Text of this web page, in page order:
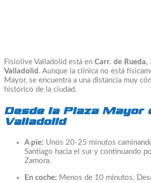
Fisiolive Valladolid está en Carr. de
Valladolid . Aunque la clínica no está
Mayor, se encuentra a una distancia muy
histórico de la ciudad.
Desde la Plaza Mayor
Valladolid
A pie: Unos 20-25 minutos
Santiago hacia el sur y continuando
Zamora.
En coche: Menos de 10 minutos.